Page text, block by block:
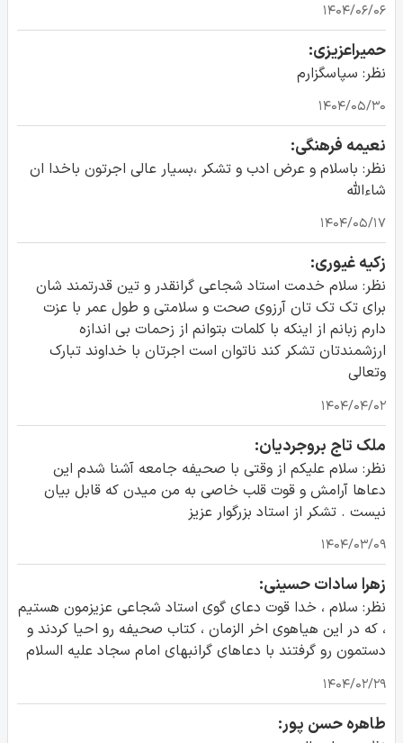
۱۴۰۴/۰۶/۰۶
حمیراعزیزی:
نظر: سپاسگزارم
۱۴۰۴/۰۵/۳۰
نعیمه فرهنگی:
نظر: باسلام و عرض ادب و تشکر ،بسیار عالی اجرتون باخدا ان
شاءالله
۱۴۰۴/۰۵/۱۷
زکیه غیوری:
نظر: سلام خدمت استاد شجاعی گرانقدر و تین قدرتمند شان
برای تک تک تان آرزوی صحت و سلامتی و طول عمر با عزت
دارم زبانم از اینکه با کلمات بتوانم از زحمات بی اندازه
ارزشمندتان تشکر کند ناتوان است اجرتان با خداوند تبارک
وتعالی
۱۴۰۴/۰۴/۰۲
ملک تاج بروجردیان:
نظر: سلام علیکم از وقتی با صحیفه جامعه آشنا شدم این
دعاها آرامش و قوت قلب خاصی به من میدن که قابل بیان
نیست . تشکر از استاد بزرگوار عزیز
۱۴۰۴/۰۳/۰۹
زهرا سادات حسینی:
نظر: سلام ، خدا قوت دعای گوی استاد شجاعی عزیزمون هستیم
، که در این هیاهوی اخر الزمان ، کتاب صحیفه رو احیا کردند و
دستمون رو گرفتند با دعاهای گرانبهای امام سجاد علیه السلام
۱۴۰۴/۰۲/۲۹
طاهره حسن پور: